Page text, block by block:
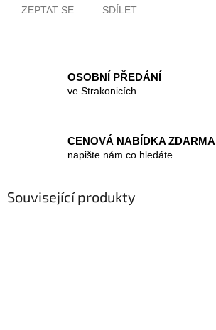
ZEPTAT SE SDÍLET
OSOBNÍ PŘEDÁNÍ
ve Strakonicích
CENOVÁ NABÍDKA ZDARMA
napište nám co hledáte
Související produkty